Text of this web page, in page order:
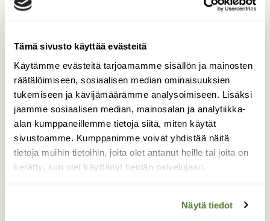
Tämä sivusto käyttää evästeitä
Käytämme evästeitä tarjoamamme sisällön ja mainosten
räätälöimiseen, sosiaalisen median ominaisuuksien
tukemiseen ja kävijämäärämme analysoimiseen. Lisäksi
jaamme sosiaalisen median, mainosalan ja analytiikka-
alan kumppaneillemme tietoja siitä, miten käytät
sivustoamme. Kumppanimme voivat yhdistää näitä
tietoja muihin tietoihin, joita olet antanut heille tai joita on
kerätty, kun olet käyttänyt heidän palvelujaan.
Näytä tiedot
Aamurusko
Taas Aurinko nousee, saan virtaa ja voimaa…
Aamuruskon värejä kauneimmillaan.
Valokuvaaja: Juhani Peltonen, Turku, Ruissalo